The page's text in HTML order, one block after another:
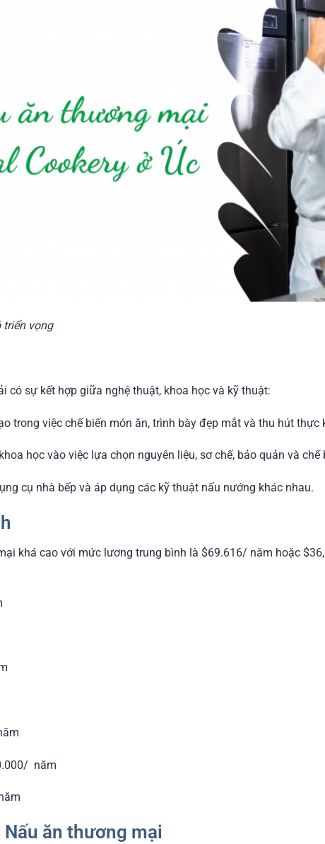
triển vọng
có sự kết hợp giữa nghệ thuật, khoa học và kỹ thuật:
trong việc chế biến món ăn, trình bày đẹp mắt và thu hút thực
học vào việc lựa chọn nguyên liệu, sơ chế, bảo quản và chế
cụ nhà bếp và áp dụng các kỹ thuật nấu nướng khác nhau.
khá cao với mức lương trung bình là $69.616/ năm hoặc
năm
ăn thương mại